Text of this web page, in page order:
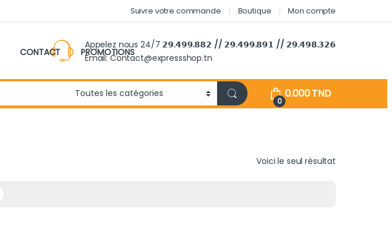
Suivre votre commande Boutique Mon compte
CONTACT PROMOTIONS
Appelez nous 24/7 𝟮𝟵.𝟰𝟵𝟵.𝟴𝟴𝟮 // 𝟮𝟵.𝟰𝟵𝟵.𝟴𝟵𝟭 // 𝟮𝟵.𝟰𝟵𝟴.𝟯𝟮𝟲
Email: Contact@expressshop.tn
0
0.000TND
Voici le seul résultat